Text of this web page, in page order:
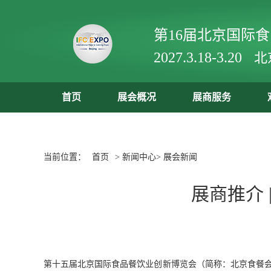
第16届北京国际
2027.3.18-3.20
北
首页 展会概况 展商服务
当前位置： 首页 > 新闻中心> 展会新闻
展商推介
第十五届北京国际食品餐饮业创新博览会（简称：北京食餐